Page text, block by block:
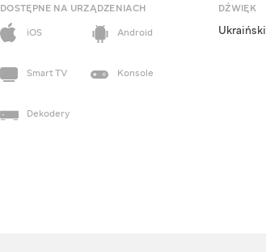
DOSTĘPNE NA URZĄDZENIACH
iOS
Android
Smart TV Konsole
Dekodery
DŹWIĘK
Ukraiński